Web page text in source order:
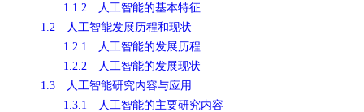
1.1.2 人工智能的基本特征
1.2 人工智能发展历程和现状
1.2.1 人工智能的发展历程
1.2.2 人工智能的发展现状
1.3 人工智能研究内容与应用
1.3.1 人工智能的主要研究内容